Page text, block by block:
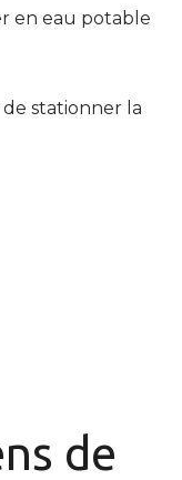
en eau potable
stationner la
de